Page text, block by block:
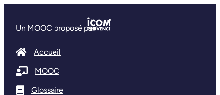
Un MOOC proposé par
Accueil
MOOC
Glossaire